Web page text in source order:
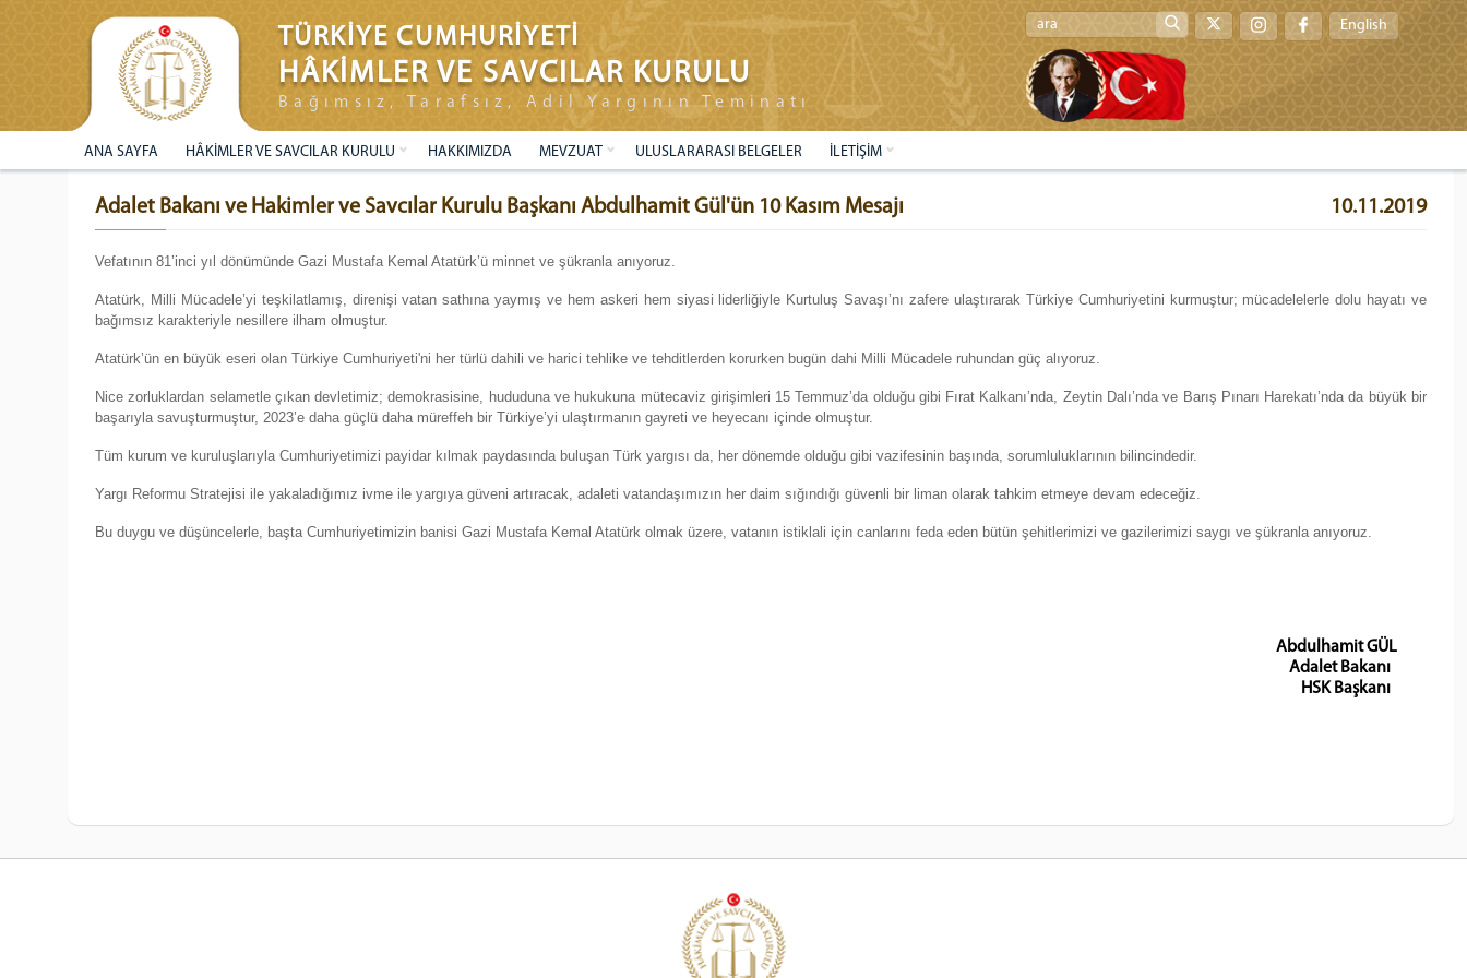
TÜRKİYE CUMHURİYETİ
HÂKİMLER VE SAVCILAR KURULU
Bağımsız, Tarafsız, Adil Yargının Teminatı
English
ANA SAYFA HÂKİMLER VE SAVCILAR KURULU HAKKIMIZDA MEVZUAT ULUSLARARASI BELGELER İLETİŞİM
Adalet Bakanı ve Hakimler ve Savcılar Kurulu Başkanı Abdulhamit Gül'ün 10 Kasım Mesajı 10.11.2019
Vefatının 81’inci yıl dönümünde Gazi Mustafa Kemal Atatürk’ü minnet ve şükranla anıyoruz.
Atatürk, Milli Mücadele’yi teşkilatlamış, direnişi vatan sathına yaymış ve hem askeri hem siyasi liderliğiyle Kurtuluş Savaşı’nı zafere ulaştırarak Türkiye Cumhuriyetini kurmuştur; mücadelelerle dolu hayatı ve
bağımsız karakteriyle nesillere ilham olmuştur.
Atatürk’ün en büyük eseri olan Türkiye Cumhuriyeti'ni her türlü dahili ve harici tehlike ve tehditlerden korurken bugün dahi Milli Mücadele ruhundan güç alıyoruz.
Nice zorluklardan selametle çıkan devletimiz; demokrasisine, hududuna ve hukukuna mütecaviz girişimleri 15 Temmuz’da olduğu gibi Fırat Kalkanı’nda, Zeytin Dalı’nda ve Barış Pınarı Harekatı’nda da büyük bir
başarıyla savuşturmuştur, 2023’e daha güçlü daha müreffeh bir Türkiye’yi ulaştırmanın gayreti ve heyecanı içinde olmuştur.
Tüm kurum ve kuruluşlarıyla Cumhuriyetimizi payidar kılmak paydasında buluşan Türk yargısı da, her dönemde olduğu gibi vazifesinin başında, sorumluluklarının bilincindedir.
Yargı Reformu Stratejisi ile yakaladığımız ivme ile yargıya güveni artıracak, adaleti vatandaşımızın her daim sığındığı güvenli bir liman olarak tahkim etmeye devam edeceğiz.
Bu duygu ve düşüncelerle, başta Cumhuriyetimizin banisi Gazi Mustafa Kemal Atatürk olmak üzere, vatanın istiklali için canlarını feda eden bütün şehitlerimizi ve gazilerimizi saygı ve şükranla anıyoruz.
Abdulhamit GÜL
Adalet Bakanı
HSK Başkanı